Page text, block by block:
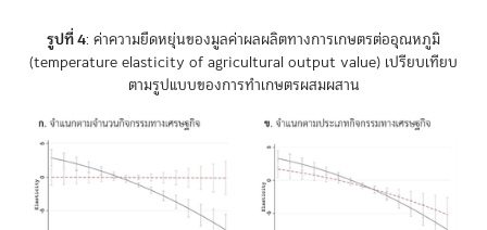
รูปที่ 4: ค่าความยืดหยุ่นของมูลค่าผลผลิตทางการเกษตรต่ออุณหภูมิ
(temperature elasticity of agricultural output value) เปรียบเทียบ
ตามรูปแบบของการทำเกษตรผสมผสาน